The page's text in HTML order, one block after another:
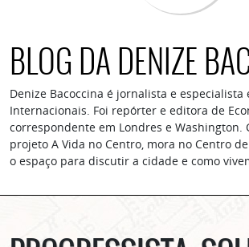
BLOG DA DENIZE
Denize Bacoccina é jornalista e especialista
Internacionais. Foi repórter e editora de
correspondente em Londres e Washington.
projeto A Vida no Centro, mora no Centro
o espaço para discutir a cidade e como